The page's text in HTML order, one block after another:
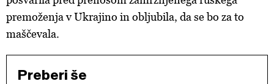
premoženja v Ukrajino in obljubila, da se bo za to
maščevala.
Preberi še